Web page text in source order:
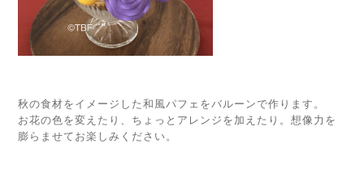
秋の食材をイメージした和風パフェをバルーンで作ります。
お花の色を変えたり、ちょっとアレンジを加えたり。想像力を
膨らませてお楽しみください。